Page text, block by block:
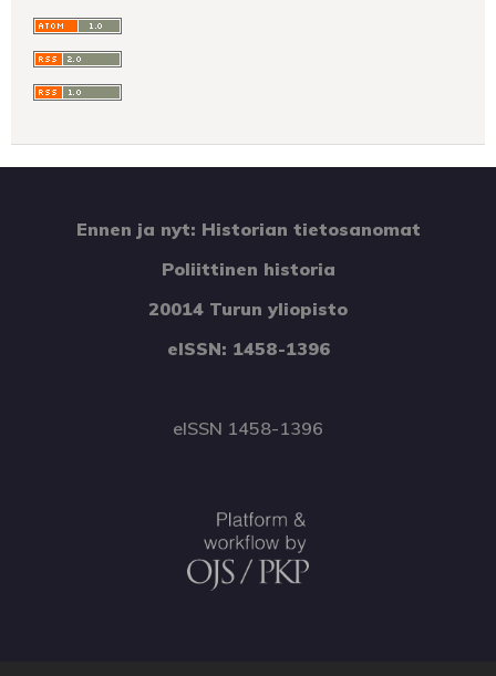
Ennen ja nyt: Historian tietosanomat
Poliittinen historia
20014 Turun yliopisto
eISSN: 1458-1396
eISSN 1458-1396